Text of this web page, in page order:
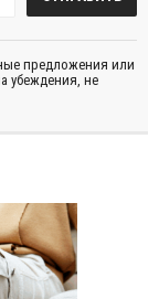
предложения или
убеждения, не